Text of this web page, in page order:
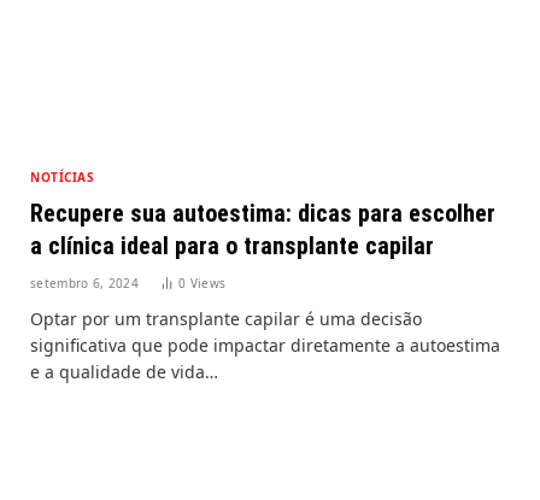
NOTÍCIAS
Recupere sua autoestima: dicas para escolher
a clínica ideal para o transplante capilar
setembro 6, 2024 0 Views
Optar por um transplante capilar é uma decisão
significativa que pode impactar diretamente a autoestima
e a qualidade de vida…